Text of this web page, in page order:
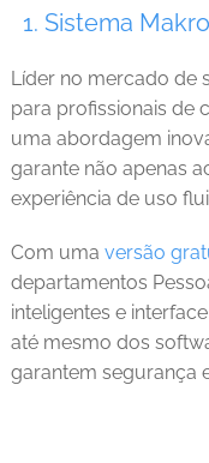
1. Sistema
Líder no mercado de
para profissionais de
uma abordagem
garante não apenas
experiência de uso
Com uma versão
departamentos
inteligentes e
até mesmo dos
garantem segurança